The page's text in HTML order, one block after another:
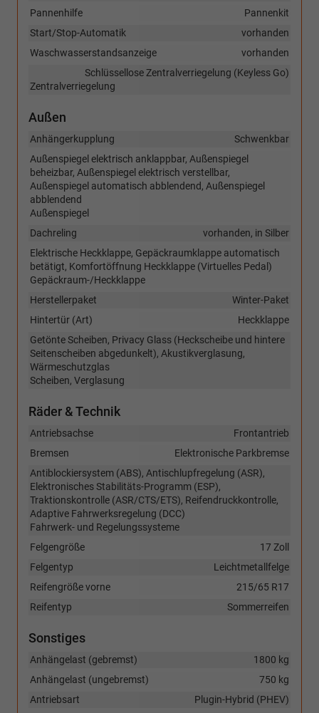
Pannenkit
Pannenhilfe
vorhanden
Start/Stop-Automatik
vorhanden
Waschwasserstandsanzeige
Schlüssellose Zentralverriegelung (Keyless Go)
Zentralverriegelung
Außen
Schwenkbar
Anhängerkupplung
Außenspiegel elektrisch anklappbar, Außenspiegel
beheizbar, Außenspiegel elektrisch verstellbar,
Außenspiegel automatisch abblendend, Außenspiegel
abblendend
Außenspiegel
vorhanden, in Silber
Dachreling
Elektrische Heckklappe, Gepäckraumklappe automatisch
betätigt, Komfortöffnung Heckklappe (Virtuelles Pedal)
Gepäckraum-/Heckklappe
Winter-Paket
Herstellerpaket
Heckklappe
Hintertür (Art)
Getönte Scheiben, Privacy Glass (Heckscheibe und hintere
Seitenscheiben abgedunkelt), Akustikverglasung,
Wärmeschutzglas
Scheiben, Verglasung
Räder & Technik
Frontantrieb
Antriebsachse
Elektronische Parkbremse
Bremsen
Antiblockiersystem (ABS), Antischlupfregelung (ASR),
Elektronisches Stabilitäts-Programm (ESP),
Traktionskontrolle (ASR/CTS/ETS), Reifendruckkontrolle,
Adaptive Fahrwerksregelung (DCC)
Fahrwerk- und Regelungssysteme
17 Zoll
Felgengröße
Leichtmetallfelge
Felgentyp
215/65 R17
Reifengröße vorne
Sommerreifen
Reifentyp
Sonstiges
1800 kg
Anhängelast (gebremst)
750 kg
Anhängelast (ungebremst)
Plugin-Hybrid (PHEV)
Antriebsart